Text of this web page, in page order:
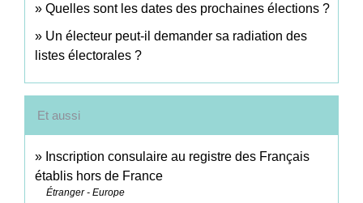
Quelles sont les dates des prochaines élections ?
Un électeur peut-il demander sa radiation des
listes électorales ?
Et aussi
Inscription consulaire au registre des Français
établis hors de France
Étranger - Europe